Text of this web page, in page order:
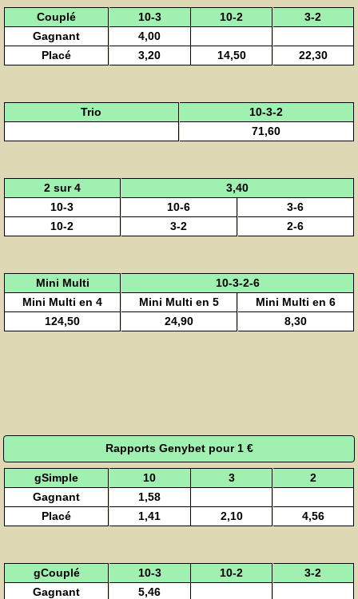
Couplé 10-3 10-2
3-2
Gagnant
4,00
Placé
3,20 14,50 22,30
Trio
10-3-2
71,60
2 sur 4
3,40
10-3
10-6
3-6
10-2
3-2 2-6
Mini Multi
10-3-2-6
Mini Multi en 4
Mini Multi en 5
Mini Multi en 6
124,50
24,90 8,30
Rapports Genybet pour 1 €
gSimple 10 3
2
Gagnant
1,58
Placé
1,41 2,10 4,56
gCouplé 10-3 10-2
3-2
Gagnant
5,46